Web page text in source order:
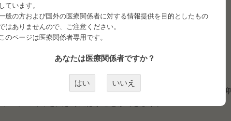
出来るため、施術者の目の疲れを軽減できます。
ク、まつげ、タトゥー、マニキュア、メイクなどの美容分野に
れていますが、特別なランプシェードの設計で発熱は最小限に抑
ンプの寿命を大きく延ばすことができます。
しています。
般の方および国外の医療関係者に対する情報提供を目的としたもの
はありませんので、ご注意ください。
のページは医療関係者専用です。
あなたは医療関係者ですか？
はい いいえ